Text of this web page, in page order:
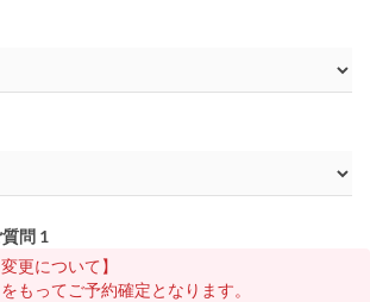
問 1
更について】
もってご予約確定となります。